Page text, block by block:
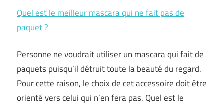
Quel est le meilleur mascara qui ne fait pas de
paquet ?
Personne ne voudrait utiliser un mascara qui fait de
paquets puisqu’il détruit toute la beauté du regard.
Pour cette raison, le choix de cet accessoire doit être
orienté vers celui qui n’en fera pas. Quel est le